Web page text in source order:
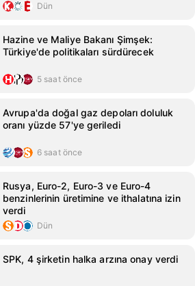
Dün
Hazine ve Maliye Bakanı Şimşek:
Türkiye'de politikaları sürdürecek
5 saat önce
Avrupa'da doğal gaz depoları doluluk
oranı yüzde 57'ye geriledi
6 saat önce
Rusya, Euro-2, Euro-3 ve Euro-4
benzinlerinin üretimine ve ithalatına izin
verdi
Dün
SPK, 4 şirketin halka arzına onay verdi